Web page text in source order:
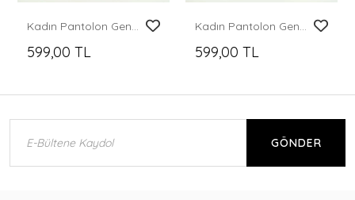
Kadın Pantolon Geniş Paça Likralı Cepli Düğmeli Kadın Pantolon Pudra - T019
599,00 TL
Kadın Pantolon Geniş Paça Likralı Cepli Düğmeli Kadın Pantolon Kahve - T019
599,00 TL
GÖNDER